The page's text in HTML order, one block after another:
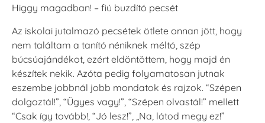
Higgy magadban! – fiú buzdító pecsét
Az iskolai jutalmazó pecsétek ötlete onnan jött, hogy
nem találtam a tanító néniknek méltó, szép
búcsúajándékot, ezért eldöntöttem, hogy majd én
készítek nekik. Azóta pedig folyamatosan jutnak
eszembe jobbnál jobb mondatok és rajzok. “Szépen
dolgoztál!”, “Ügyes vagy!”, “Szépen olvastál!” mellett
“Csak így tovább!, “Jó lesz!”, „Na, látod megy ez!”